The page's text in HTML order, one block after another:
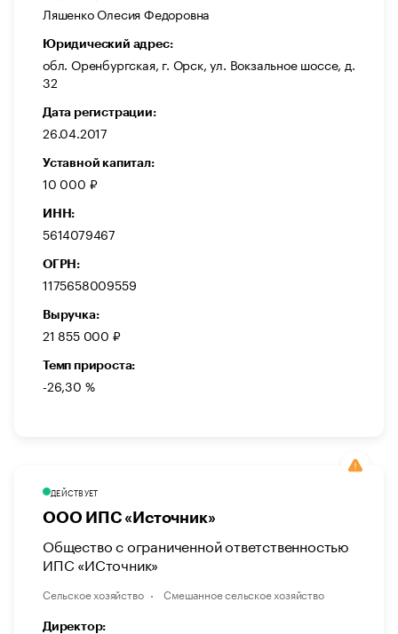
Ляшенко Олесия Федоровна
Юридический адрес:
обл. Оренбургская, г. Орск, ул. Вокзальное шоссе, д.
32
Дата регистрации:
26.04.2017
Уставной капитал:
10 000 ₽
ИНН:
5614079467
ОГРН:
1175658009559
Выручка:
21 855 000 ₽
Темп прироста:
-26,30 %
ДЕЙСТВУЕТ
ООО ИПС «Источник»
Общество с ограниченной ответственностью
ИПС «ИСточник»
Сельское хозяйство Смешанное сельское хозяйство
Директор: